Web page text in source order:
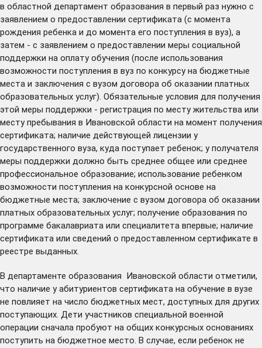
в областной департамент образования в первый раз нужно с
заявлением о предоставлении сертификата (с момента
рождения ребенка и до момента его поступления в вуз), а
затем - с заявлением о предоставлении меры социальной
поддержки на оплату обучения (после использования
возможности поступления в вуз по конкурсу на бюджетные
места и заключения с вузом договора об оказании платных
образовательных услуг). Обязательные условия для получения
этой меры поддержки - регистрация по месту жительства или
месту пребывания в Ивановской области на момент получения
сертификата; наличие действующей лицензии у
государственного вуза, куда поступает ребенок; у получателя
меры поддержки должно быть среднее общее или среднее
профессиональное образование; использование ребенком
возможности поступления на конкурсной основе на
бюджетные места; заключение с вузом договора об оказании
платных образовательных услуг; получение образования по
программе бакалавриата или специалитета впервые; наличие
сертификата или сведений о предоставленном сертификате в
реестре выданных.
В департаменте образования Ивановской области отметили,
что наличие у абитуриентов сертификата на обучение в вузе
не повлияет на число бюджетных мест, доступных для других
поступающих. Дети участников специальной военной
операции сначала пробуют на общих конкурсных основаниях
поступить на бюджетное место. В случае, если ребенок не